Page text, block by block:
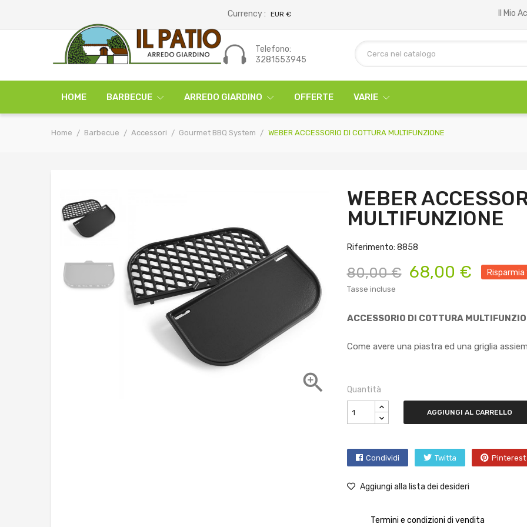
Currency : EUR € Il Mio
Telefono:
3281553945
HOME BARBECUE ARREDO GIARDINO OFFERTE VARIE
Home Barbecue Accessori Gourmet BBQ System WEBER ACCESSORIO DI COTTURA MULTIFUNZIONE

WEBER
MULTIFUNZIONE
Riferimento: 8858
80,00 € 68,00 € Risparmia
Tasse incluse
ACCESSORIO DI COTTURA
Come avere una piastra ed una griglia
Quantità
AGGIUNGI AL CARRELLO
Condividi Twitta Pinterest
Aggiungi alla lista dei desideri
Termini e condizioni di vendita